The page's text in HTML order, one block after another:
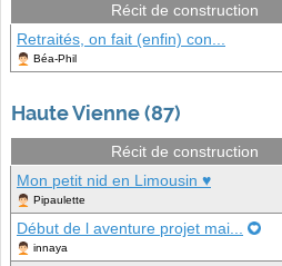
Récit de construction
Retraités, on fait (enfin) con...
Béa-Phil
Haute Vienne (87)
Récit de construction
Mon petit nid en Limousin ♥
Pipaulette
Début de l aventure projet mai...
innaya